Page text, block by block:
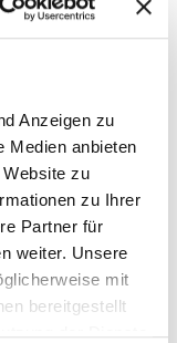
Anzeigen zu
Medien anbieten
zu
zu Ihrer
Partner für
weiter. Unsere
mit
bereitgestellt
innen
Erfordernissen.